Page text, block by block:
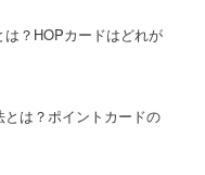
？HOPカードはどれが
は？ポイントカードの